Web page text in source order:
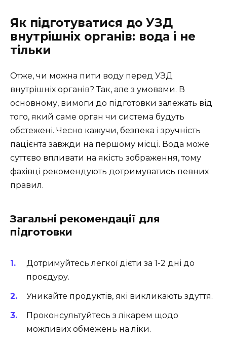
Як підготуватися до УЗД
внутрішніх органів: вода і не
тільки
Отже, чи можна пити воду перед УЗД
внутрішніх органів? Так, але з умовами. В
основному, вимоги до підготовки залежать від
того, який саме орган чи система будуть
обстежені. Чесно кажучи, безпека і зручність
пацієнта завжди на першому місці. Вода може
суттєво впливати на якість зображення, тому
фахівці рекомендують дотримуватись певних
правил.
Загальні рекомендації для
підготовки
Дотримуйтесь легкої дієти за 1-2 дні до
проєдуру.
Уникайте продуктів, які викликають здуття.
Проконсультуйтесь з лікарем щодо
можливих обмежень на ліки.